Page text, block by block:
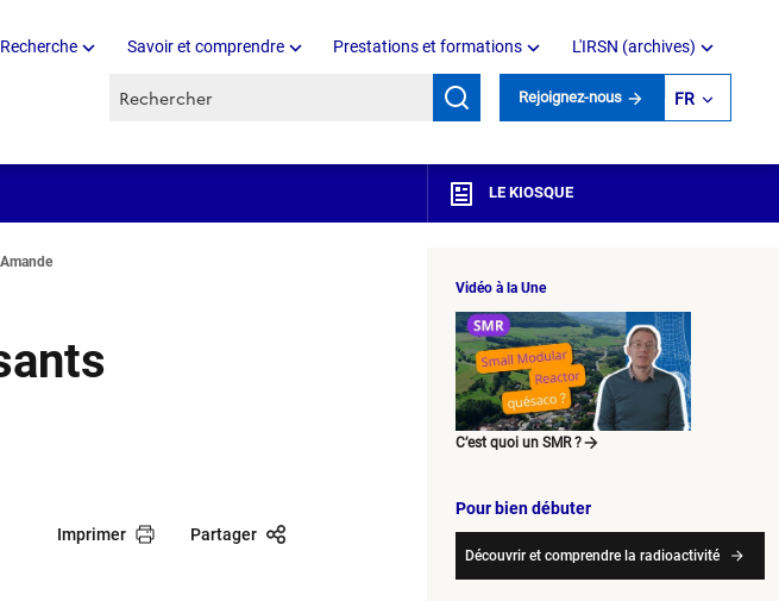
Recherche Savoir et comprendre Prestations et formations L'IRSN (archives)
Recherche par mots clés Rejoignez-nous FR
LE KIOSQUE
Amande
Imprimer Partager
Vidéo à la Une
C’est quoi un SMR ?
Pour bien débuter
Découvrir et comprendre la radioactivité